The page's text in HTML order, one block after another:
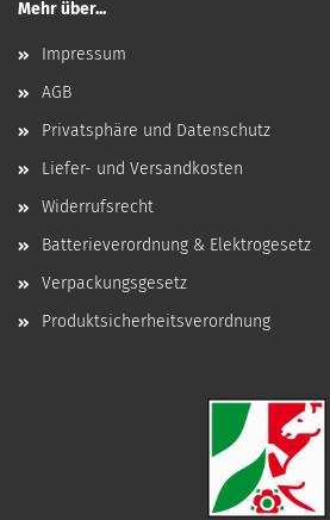
Mehr über...
Impressum
AGB
Privatsphäre und Datenschutz
Liefer- und Versandkosten
Widerrufsrecht
Batterieverordnung & Elektrogesetz
Verpackungsgesetz
Produktsicherheitsverordnung